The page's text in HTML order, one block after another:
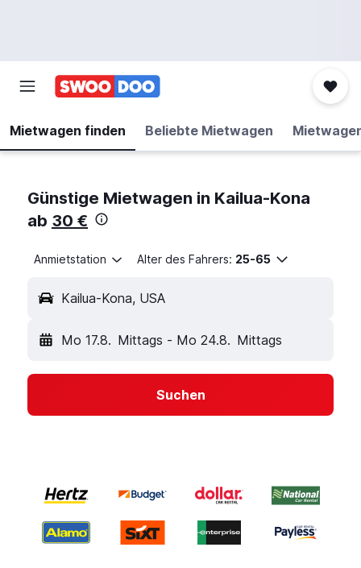
Mietwagen finden Beliebte Mietwagen
Günstige Mietwagen in Kailua-Kona
ab 30 €
Anmietstation Alter des Fahrers: 25-65
Kailua-Kona, USA
Mo 17.8. Mittags - Mo 24.8. Mittags
Suchen